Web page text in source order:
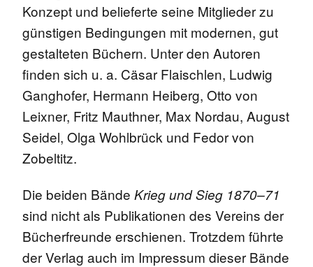
Konzept und belieferte seine Mitglieder zu
günstigen Bedingungen mit modernen, gut
gestalteten Büchern. Unter den Autoren
finden sich u. a. Cäsar Flaischlen, Ludwig
Ganghofer, Hermann Heiberg, Otto von
Leixner, Fritz Mauthner, Max Nordau, August
Seidel, Olga Wohlbrück und Fedor von
Zobeltitz.
Die beiden Bände Krieg und Sieg 1870–71
sind nicht als Publikationen des Vereins der
Bücherfreunde erschienen. Trotzdem führte
der Verlag auch im Impressum dieser Bände